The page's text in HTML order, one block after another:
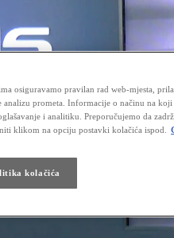
osiguravamo pravilan rad web-mjesta,
analizu prometa. Informacije o načinu na
i analitiku. Preporučujemo da
klikom na opciju postavki kolačića ispod.
kolačića